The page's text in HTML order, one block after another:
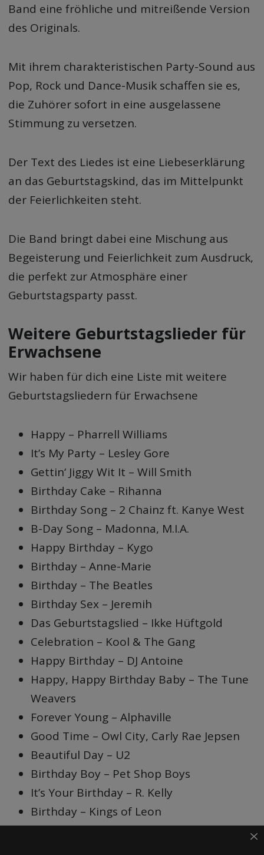
Band eine fröhliche und mitreißende Version
des Originals.
Mit ihrem charakteristischen Party-Sound aus
Pop, Rock und Dance-Musik schaffen sie es,
die Zuhörer sofort in eine ausgelassene
Stimmung zu versetzen.
Der Text des Liedes ist eine Liebeserklärung
an das Geburtstagskind, das im Mittelpunkt
der Feierlichkeiten steht.
Die Band bringt dabei eine Mischung aus
Begeisterung und Feierlichkeit zum Ausdruck,
die perfekt zur Atmosphäre einer
Geburtstagsparty passt.
Weitere Geburtstagslieder für
Erwachsene
Wir haben für dich eine Liste mit weitere
Geburtstagsliedern für Erwachsene
Happy – Pharrell Williams
It’s My Party – Lesley Gore
Gettin‘ Jiggy Wit It – Will Smith
Birthday Cake – Rihanna
Birthday Song – 2 Chainz ft. Kanye West
B-Day Song – Madonna, M.I.A.
Happy Birthday – Kygo
Birthday – Anne-Marie
Birthday – The Beatles
Birthday Sex – Jeremih
Das Geburtstagslied – Ikke Hüftgold
Celebration – Kool & The Gang
Happy Birthday – DJ Antoine
Happy, Happy Birthday Baby – The Tune
Weavers
Forever Young – Alphaville
Good Time – Owl City, Carly Rae Jepsen
Beautiful Day – U2
Birthday Boy – Pet Shop Boys
It’s Your Birthday – R. Kelly
Birthday – Kings of Leon
Happy Birthday Baby – Tony Christie